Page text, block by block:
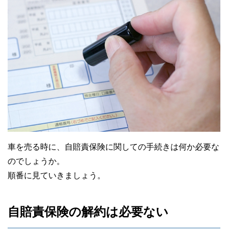
車を売る時に、自賠責保険に関しての手続きは何か必要な
のでしょうか。
順番に見ていきましょう。
自賠責保険の解約は必要ない